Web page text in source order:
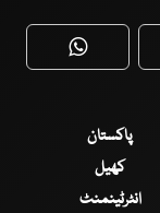
WhatsApp
پاکستان
کھیل
انٹرٹینمنٹ